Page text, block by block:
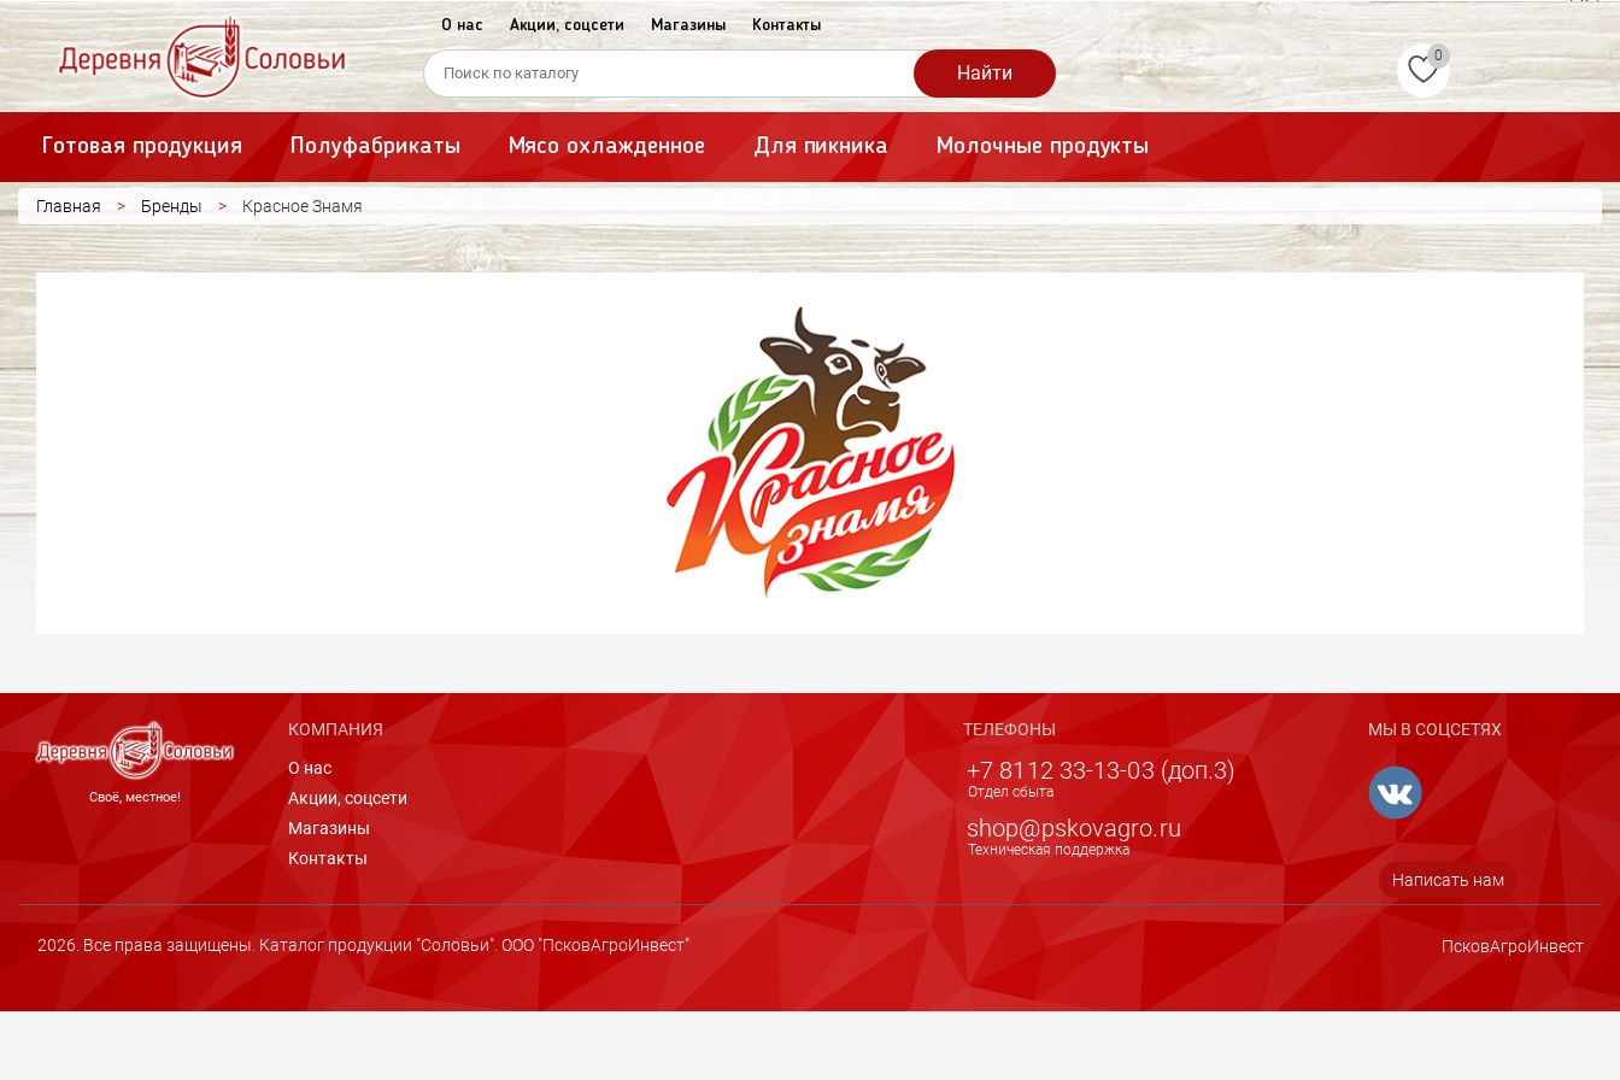
О нас Акции, соцсети Магазины Контакты
Найти
0
Готовая продукция
Варёная продукция
Деликатесы
Сосиски, сардельки
Полукопченая продукция
Тушенка, консервы
Полуфабрикаты Мясо охлажденное Для пикника Молочные продукты
Главная Бренды Красное Знамя
Cвоё, местное!
КОМПАНИЯ
О нас
Акции, соцсети
Магазины
Контакты
ТЕЛЕФОНЫ
+7 8112 33-13-03 (доп.3)
Отдел сбыта
shop@pskovagro.ru
Техническая поддержка
МЫ В СОЦСЕТЯХ
Написать нам
2026. Все права защищены. Каталог продукции "Соловьи". ООО "ПсковАгроИнвест" ПсковАгроИнвест